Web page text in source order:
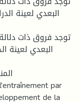
البعدي لعينة
par
de la